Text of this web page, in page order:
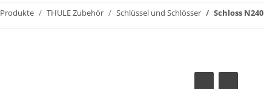
Produkte THULE Zubehör Schlüssel und Schlösser Schloss N240